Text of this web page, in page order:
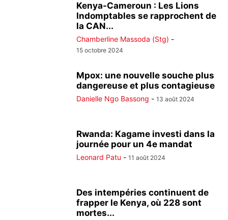
Kenya-Cameroun : Les Lions
Indomptables se rapprochent de
la CAN...
Chamberline Massoda (Stg) -
15 octobre 2024
Mpox: une nouvelle souche plus
dangereuse et plus contagieuse
Danielle Ngo Bassong - 13 août 2024
Rwanda: Kagame investi dans la
journée pour un 4e mandat
Leonard Patu - 11 août 2024
Des intempéries continuent de
frapper le Kenya, où 228 sont
mortes...